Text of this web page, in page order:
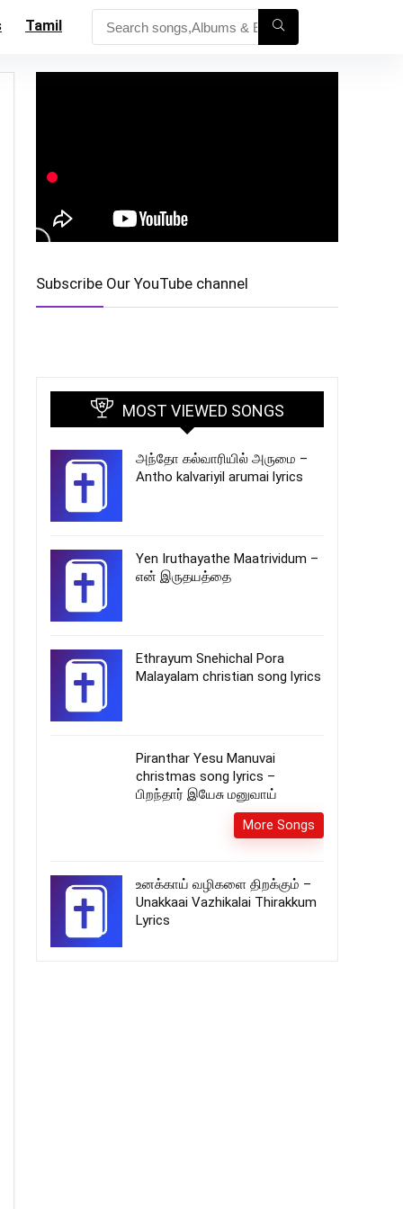
Tamil
Subscribe Our YouTube channel
MOST VIEWED SONGS
அந்தோ கல்வாரியில் அருமை –
Antho kalvariyil arumai lyrics
Yen Iruthayathe Maatrividum –
என் இருதயத்தை
Ethrayum Snehichal Pora
Malayalam christian song lyrics
Piranthar Yesu Manuvai
christmas song lyrics –
பிறந்தார் இயேசு மனுவாய்
More Songs
உனக்காய் வழிகளை திறக்கும் –
Unakkaai Vazhikalai Thirakkum
Lyrics